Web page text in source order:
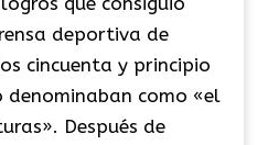
deportiva de
cincuenta y principio
denominaban como «el
Después de